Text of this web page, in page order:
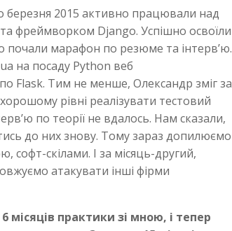
березня 2015 активно працювали над
фреймворком Django. Успішно освоїли
почали марафон по резюме та інтерв’ю.
на посаду Python веб
Flask. Тим не менше, Олександр зміг за
рівні реалізувати тестовий
по теорії не вдалось. Нам сказали,
до них знову. Тому зараз допилюємо
скілами. І за місяць-другий,
атакувати інші фірми
місяців практики зі мною, і тепер